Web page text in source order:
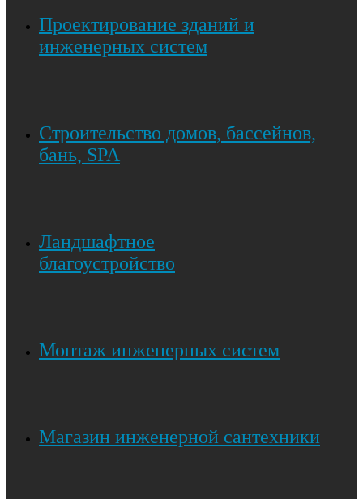
Проектирование зданий и
инженерных систем
Строительство домов, бассейнов,
бань, SPA
Ландшафтное
благоустройство
Монтаж инженерных систем
Магазин инженерной сантехники